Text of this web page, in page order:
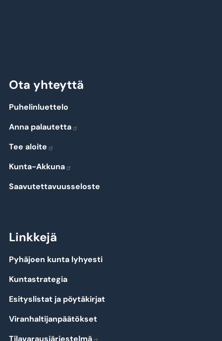
Ota yhteyttä
Puhelinluettelo
Anna palautetta
Tee aloite
Kunta-Akkuna
Saavutettavuusseloste
Linkkejä
Pyhäjoen kunta lyhyesti
Kuntastrategia
Esityslistat ja pöytäkirjat
Viranhaltijanpäätökset
Tilavarausjärjestelmä